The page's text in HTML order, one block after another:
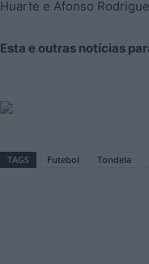
Huarte e Afonso
Esta e outras notícias
TAGS Futebol Tondela